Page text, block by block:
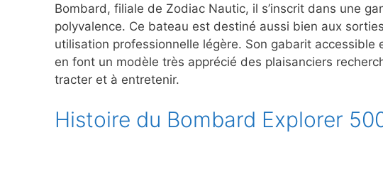
Bombard, filiale de Zodiac Nautic, il s’inscrit dans une
polyvalence. Ce bateau est destiné aussi bien aux
utilisation professionnelle légère. Son gabarit
en font un modèle très apprécié des plaisanciers
tracter et à entretenir.
Histoire du Bombard Explorer